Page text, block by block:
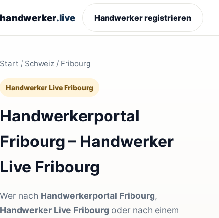
handwerker.live Handwerker registrieren
Start / Schweiz / Fribourg
Handwerker Live Fribourg
Handwerkerportal
Fribourg – Handwerker
Live Fribourg
Wer nach Handwerkerportal Fribourg,
Handwerker Live Fribourg oder nach einem